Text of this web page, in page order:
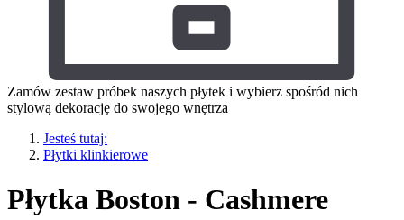
Zamów zestaw próbek naszych płytek i wybierz spośród nich
stylową dekorację do swojego wnętrza
Jesteś tutaj:
Płytki klinkierowe
Płytka Boston - Cashmere